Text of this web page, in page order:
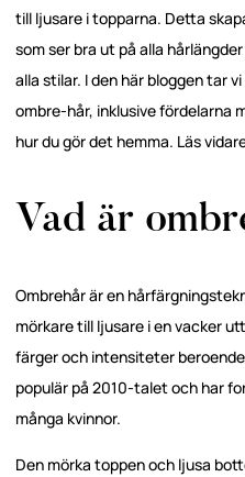
till ljusare i topparna. Detta
som ser bra ut på alla
alla stilar. I den här bloggen tar
ombre-hår, inklusive fördelarna
hur du gör det hemma. Läs
Vad är
Ombrehår är en
mörkare till ljusare i en vacker
färger och intensiteter
populär på 2010-talet och har
många kvinnor.
Den mörka toppen och ljusa